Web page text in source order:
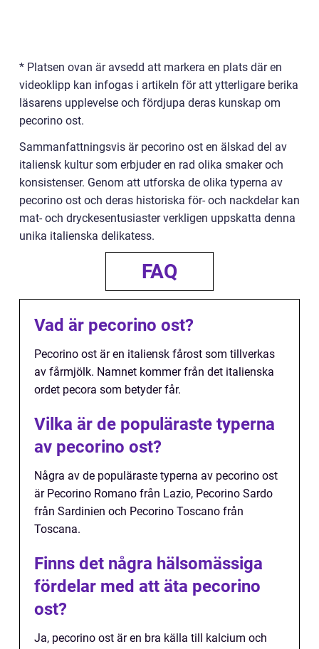
* Platsen ovan är avsedd att markera en plats där en
videoklipp kan infogas i artikeln för att ytterligare berika
läsarens upplevelse och fördjupa deras kunskap om
pecorino ost.
Sammanfattningsvis är pecorino ost en älskad del av
italiensk kultur som erbjuder en rad olika smaker och
konsistenser. Genom att utforska de olika typerna av
pecorino ost och deras historiska för- och nackdelar kan
mat- och dryckesentusiaster verkligen uppskatta denna
unika italienska delikatess.
FAQ
Vad är pecorino ost?
Pecorino ost är en italiensk fårost som tillverkas
av fårmjölk. Namnet kommer från det italienska
ordet pecora som betyder får.
Vilka är de populäraste typerna
av pecorino ost?
Några av de populäraste typerna av pecorino ost
är Pecorino Romano från Lazio, Pecorino Sardo
från Sardinien och Pecorino Toscano från
Toscana.
Finns det några hälsomässiga
fördelar med att äta pecorino
ost?
Ja, pecorino ost är en bra källa till kalcium och